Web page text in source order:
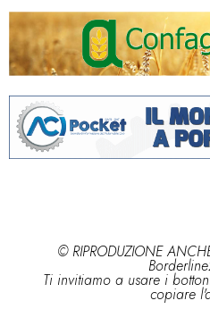
© RIPRODUZIONE
Ti invitiamo a usare i
copiare